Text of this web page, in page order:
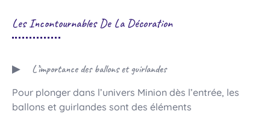
Les Incontournables De La Décoration
L’importance des ballons et guirlandes
Pour plonger dans l’univers Minion dès l’entrée, les
ballons et guirlandes sont des éléments